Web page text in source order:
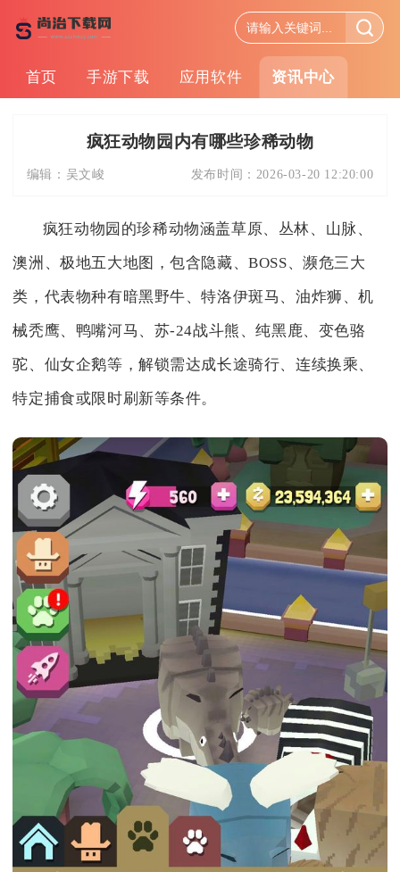
首页 手游下载 应用软件 资讯中心
疯狂动物园内有哪些珍稀动物
编辑： 吴文峻 发布时间： 2026-03-20 12:20:00
疯狂动物园的珍稀动物涵盖草原、丛林、山脉、
澳洲、极地五大地图，包含隐藏、BOSS、濒危三大
类，代表物种有暗黑野牛、特洛伊斑马、油炸狮、机
械秃鹰、鸭嘴河马、苏-24战斗熊、纯黑鹿、变色骆
驼、仙女企鹅等，解锁需达成长途骑行、连续换乘、
特定捕食或限时刷新等条件。